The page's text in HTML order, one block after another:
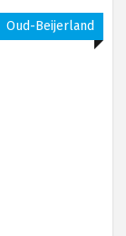
Oud-Beijerland